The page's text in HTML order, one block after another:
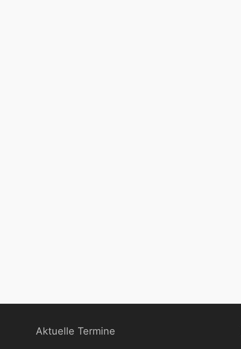
Aktuelle Termine